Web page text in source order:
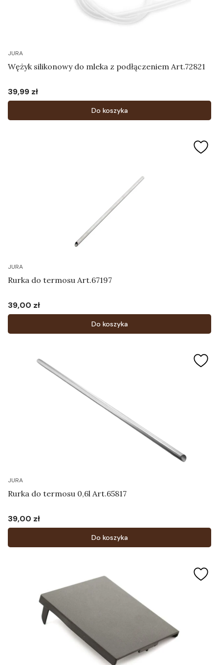
JURA
Wężyk silikonowy do mleka z podłączeniem Art.72821
Cena
39,99 zł
Do koszyka
JURA
Rurka do termosu Art.67197
Cena
39,00 zł
Do koszyka
JURA
Rurka do termosu 0,6l Art.65817
Cena
39,00 zł
Do koszyka